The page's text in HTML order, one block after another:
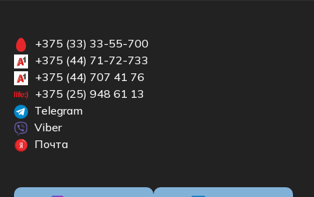
+375 (33) 33-55-700
+375 (44) 71-72-733
+375 (44) 707 41 76
+375 (25) 948 61 13
Telegram
Viber
Почта